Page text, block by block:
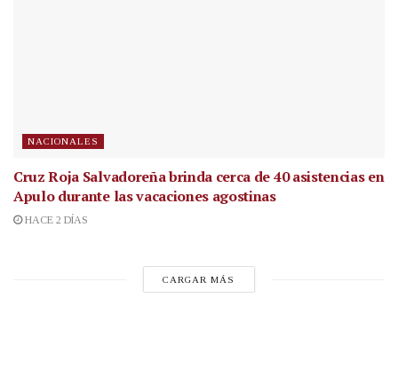
NACIONALES
Cruz Roja Salvadoreña brinda cerca de 40 asistencias en
Apulo durante las vacaciones agostinas
HACE 2 DÍAS
CARGAR MÁS